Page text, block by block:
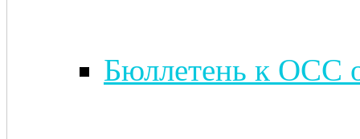
Бюллетень к ОСС